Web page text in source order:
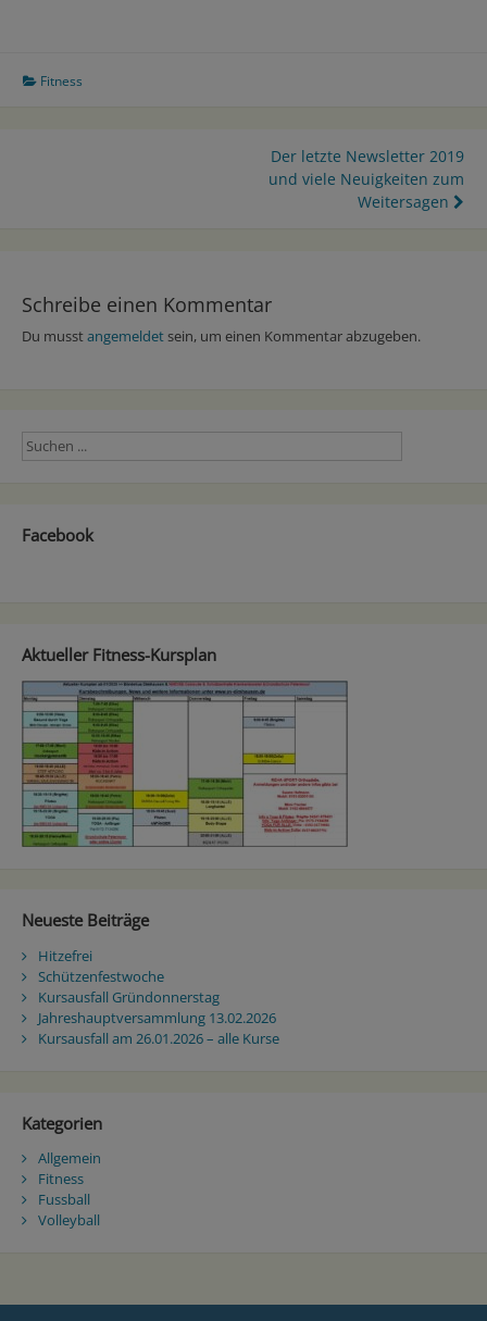
Fitness
BeitragsnavigationDer letzte Newsletter 2019
und viele Neuigkeiten zum
Weitersagen
Schreibe einen Kommentar
Du musstangemeldetsein, um einen Kommentar abzugeben.
Facebook
Aktueller Fitness-Kursplan
Neueste Beiträge
Hitzefrei
Schützenfestwoche
Kursausfall Gründonnerstag
Jahreshauptversammlung 13.02.2026
Kursausfall am 26.01.2026 – alle Kurse
Kategorien
Allgemein
Fitness
Fussball
Volleyball